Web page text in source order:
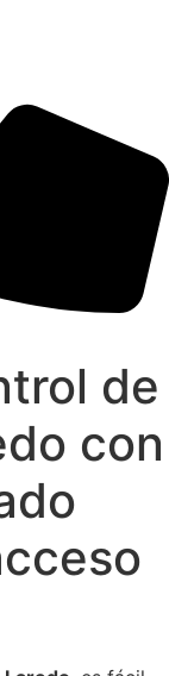
de
con